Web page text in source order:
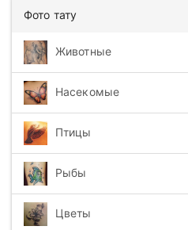
Фото тату
Животные
Насекомые
Птицы
Рыбы
Цветы